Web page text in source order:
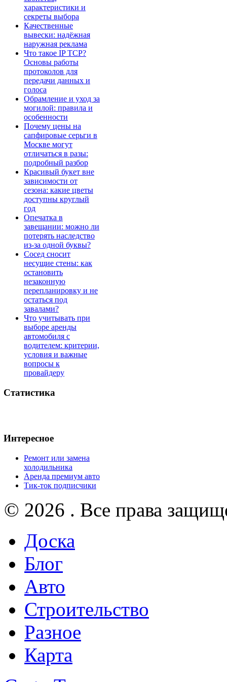
характеристики и
секреты выбора
Качественные
вывески: надёжная
наружная реклама
Что такое IP TCP?
Основы работы
протоколов для
передачи данных и
голоса
Обрамление и уход за
могилой: правила и
особенности
Почему цены на
сапфировые серьги в
Москве могут
отличаться в разы:
подробный разбор
Красивый букет вне
зависимости от
сезона: какие цветы
доступны круглый
год
Опечатка в
завещании: можно ли
потерять наследство
из-за одной буквы?
Сосед сносит
несущие стены: как
остановить
незаконную
перепланировку и не
остаться под
завалами?
Что учитывать при
выборе аренды
автомобиля с
водителем: критерии,
условия и важные
вопросы к
провайдеру
Статистика
Интересное
Ремонт или замена
холодильника
Аренда премиум авто
Тик-ток подписчики
© 2026 . Все права
Доска
Блог
Авто
Строительство
Разное
Карта